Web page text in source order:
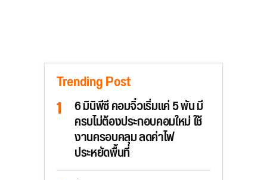
Trending Post
6 มินิพีซี คอมจิ๋วเริ่มแค่ 5 พัน มี
ครบไม่ต้องประกอบคอมใหม่ ใช้
งานครอบคลุม ลดค่าไฟ
ประหยัดพื้นที่